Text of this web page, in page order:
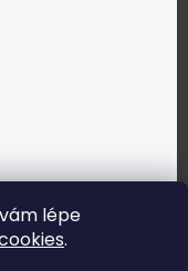
lépe
.